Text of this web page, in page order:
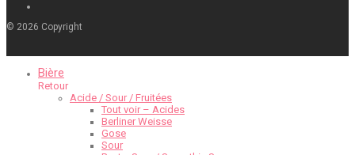
© 2026 Copyright
Bière
Retour
Acide / Sour / Fruitées
Tout voir – Acides
Berliner Weisse
Gose
Sour